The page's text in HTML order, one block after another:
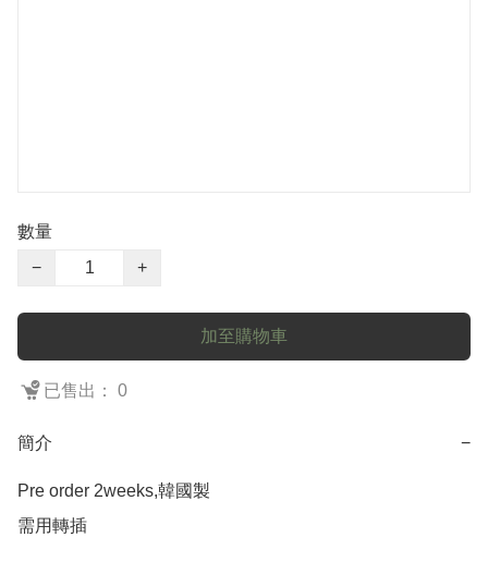
數量
−
+
加至購物車
已售出： 0
簡介 −
Pre order 2weeks,韓國製
需用轉插